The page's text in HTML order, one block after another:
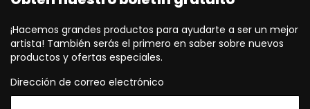
¡Hacemos grandes productos para ayudarte a ser un mejor
artista! También serás el primero en saber sobre nuevos
productos y ofertas especiales.
Dirección de correo electrónico